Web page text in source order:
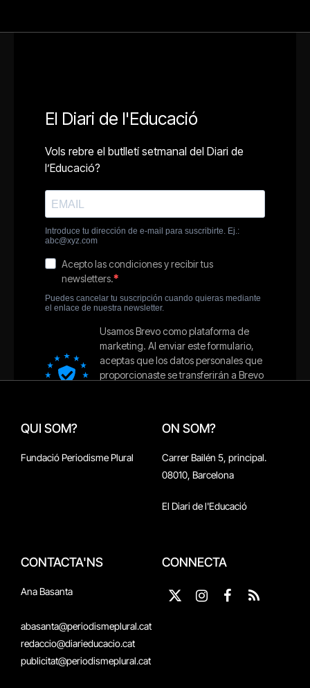
QUI SOM?
Fundació Periodisme Plural
ON SOM?
Carrer Bailén 5, principal.
08010, Barcelona
El Diari de l'Educació
CONTACTA'NS
Ana Basanta
abasanta@periodismeplural.cat
redaccio@diarieducacio.cat
publicitat@periodismeplural.cat
CONNECTA
X
InstagramFacebook
RSS